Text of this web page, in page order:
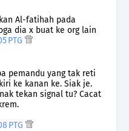
Al-fatihah pada
dia x buat ke org lain
PTG
pemandu yang tak reti
ke kanan ke. Siak je.
tekan signal tu? Cacat
PTG